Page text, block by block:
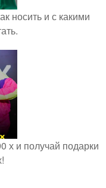
носить и с какими
х и получай подарки